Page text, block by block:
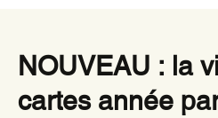
NOUVEAU : la
cartes année